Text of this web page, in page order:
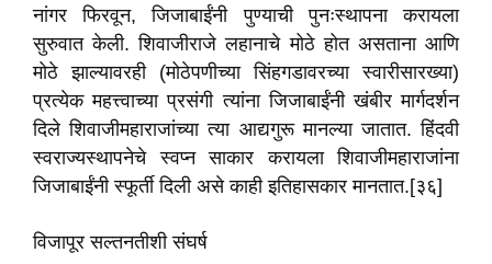
नांगर फिरवून, जिजाबाईंनी पुण्याची पुनःस्थापना करायला
सुरुवात केली. शिवाजीराजे लहानाचे मोठे होत असताना आणि
मोठे झाल्यावरही (मोठेपणीच्या सिंहगडावरच्या स्वारीसारख्या)
प्रत्येक महत्त्वाच्या प्रसंगी त्यांना जिजाबाईंनी खंबीर मार्गदर्शन
दिले शिवाजीमहाराजांच्या त्या आद्यगुरू मानल्या जातात. हिंदवी
स्वराज्यस्थापनेचे स्वप्न साकार करायला शिवाजीमहाराजांना
जिजाबाईंनी स्फूर्ती दिली असे काही इतिहासकार मानतात.[३६]
विजापूर सल्तनतीशी संघर्ष